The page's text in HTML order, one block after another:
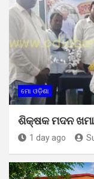
ମୋ ଓଡ଼ିଶା
ଶିକ୍ଷକ ମଦନ
1 day ago